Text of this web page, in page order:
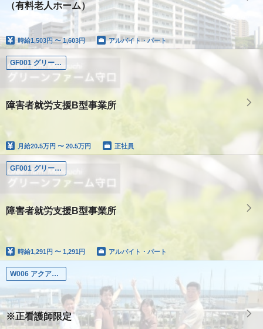
（有料老人ホーム）
時給1,503円 〜 1,603円 アルバイト・パート
GF001 グリーンファーム守口
障害者就労支援B型事業所
月給20.5万円 〜 20.5万円 正社員
GF001 グリーンファーム守口
障害者就労支援B型事業所
時給1,291円 〜 1,291円 アルバイト・パート
W006 アクアマリーン西宮浜
※正看護師限定